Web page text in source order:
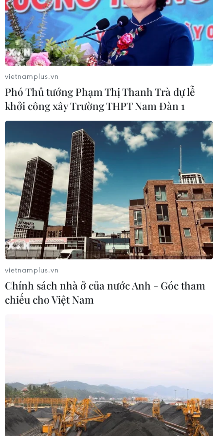
nghệ trong tìm kiếm, quy tập hài cốt liệt sỹ
Khoa học, công nghệ - động lực then chốt hiện
thực hóa khát vọng hùng cường
Những định hướng lớn trong
thực hiện Nghị quyết 57-NQ/TW
Tây Ninh thúc đẩy bình dân học vụ số, tạo động
lực phát triển kinh tế số
Thành lập Hội đồng cấp Nhà nước xét tặng các
giải thưởng khoa học và công nghệ
Đến năm 2030, Việt Nam làm chủ ít nhất 4 công
nghệ chiến lược
vietnamplus.vn
Phó Thủ tướng Phạm Thị Thanh Trà dự lễ
khởi công xây Trường THPT Nam Đàn 1
vietnamplus.vn
Chính sách nhà ở của nước Anh - Góc tham
chiếu cho Việt Nam